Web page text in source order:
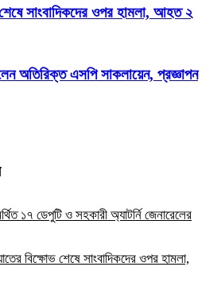
সাংবাদিকদের ওপর হামলা, আহত ২
অতিরিক্ত এসপি সাকলায়েন, প্রজ্ঞাপন
১৭ ডেপুটি ও সহকারী অ্যাটর্নি জেনারেলের
বিক্ষোভ শেষে সাংবাদিকদের ওপর হামলা,